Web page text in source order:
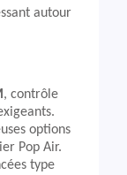
autour
, contrôle
options
Pop Air.
type